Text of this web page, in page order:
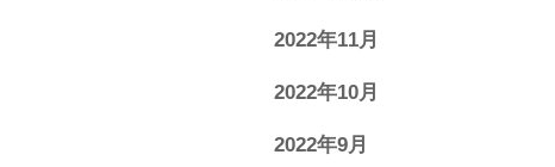
2022年11月
2022年10月
2022年9月